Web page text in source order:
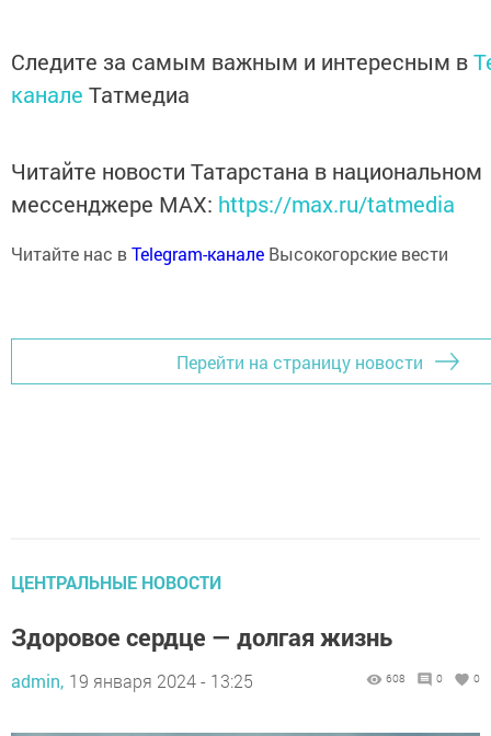
Следите за самым важным и интересным в
канале Татмедиа
Читайте новости Татарстана в национальном
мессенджере MАХ: https://max.ru/tatmedia
Читайте нас вTelegram-канале Высокогорские вести
Перейти на страницу новости
ЦЕНТРАЛЬНЫЕ НОВОСТИ
Здоровое сердце — долгая жизнь
admin, 19 января 2024 - 13:25 608 0 0